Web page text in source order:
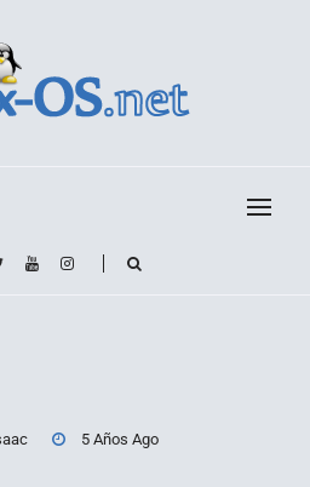
5 Años Ago